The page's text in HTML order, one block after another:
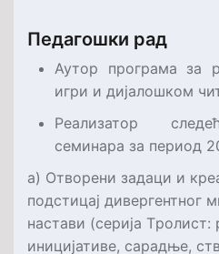
Педагошки рад
Аутор програма за
игри и дијалошком
Реализатор
семинара за период
а) Отворени задаци и
подстицај
настави (серија Tролист:
иницијативе, сарадње,